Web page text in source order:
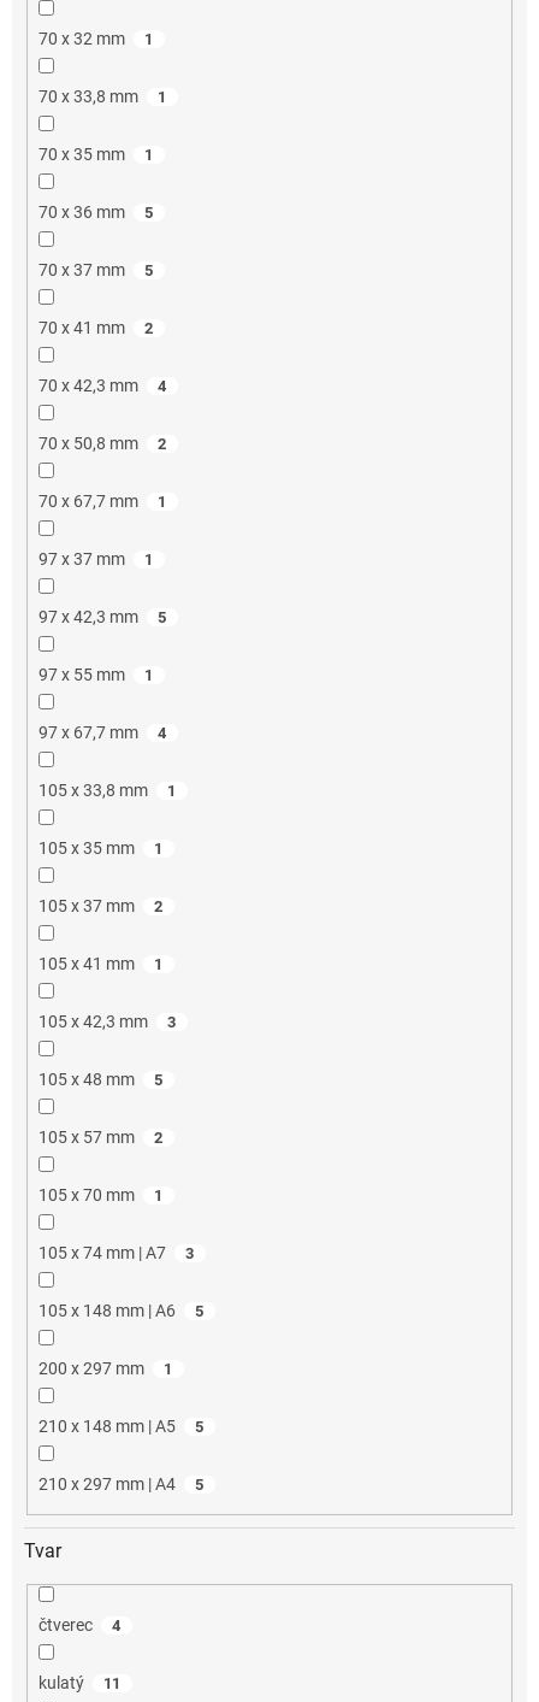
70 x 32 mm 1
70 x 33,8 mm 1
70 x 35 mm 1
70 x 36 mm 5
70 x 37 mm 5
70 x 41 mm 2
70 x 42,3 mm 4
70 x 50,8 mm 2
70 x 67,7 mm 1
97 x 37 mm 1
97 x 42,3 mm 5
97 x 55 mm 1
97 x 67,7 mm 4
105 x 33,8 mm 1
105 x 35 mm 1
105 x 37 mm 2
105 x 41 mm 1
105 x 42,3 mm 3
105 x 48 mm 5
105 x 57 mm 2
105 x 70 mm 1
105 x 74 mm | A7 3
105 x 148 mm | A6 5
200 x 297 mm 1
210 x 148 mm | A5 5
210 x 297 mm | A4 5
Tvar
čtverec 4
kulatý 11